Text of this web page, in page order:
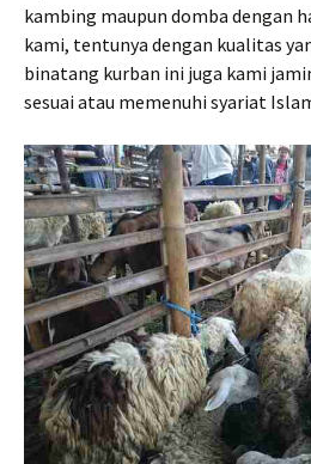
kambing maupun domba dengan
kami, tentunya dengan kualitas
binatang kurban ini juga kami
sesuai atau memenuhi syariat